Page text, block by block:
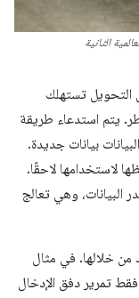
الثانية
التحويل تستهلك
يتم استدعاء طريقة
بيانات جديدة.
لاستخدامها لاحقًا.
البيانات، وهي تعالج
من خلالها. في مثال
تمرير دفق الإدخال